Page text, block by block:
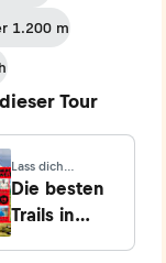
Thun-
Sigriswil
1.200 m
Tour
Lass dich
inspirieren
Die besten
Trails in